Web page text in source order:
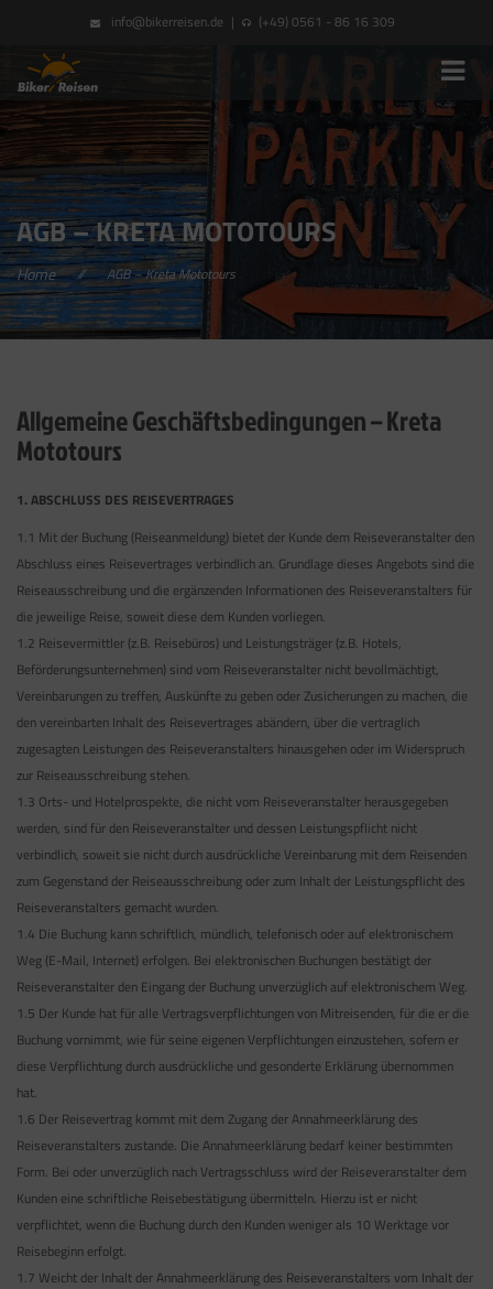
info@bikerreisen.de | (+49) 0561 - 86 16 309
AGB – KRETA MOTOTOURS
Home // AGB – Kreta Mototours
Allgemeine Geschäftsbedingungen – Kreta
Mototours
1. ABSCHLUSS DES REISEVERTRAGES
1.1 Mit der Buchung (Reiseanmeldung) bietet der Kunde dem Reiseveranstalter den
Abschluss eines Reisevertrages verbindlich an. Grundlage dieses Angebots sind die
Reiseausschreibung und die ergänzenden Informationen des Reiseveranstalters für
die jeweilige Reise, soweit diese dem Kunden vorliegen.
1.2 Reisevermittler (z.B. Reisebüros) und Leistungsträger (z.B. Hotels,
Beförderungsunternehmen) sind vom Reiseveranstalter nicht bevollmächtigt,
Vereinbarungen zu treffen, Auskünfte zu geben oder Zusicherungen zu machen, die
den vereinbarten Inhalt des Reisevertrages abändern, über die vertraglich
zugesagten Leistungen des Reiseveranstalters hinausgehen oder im Widerspruch
zur Reiseausschreibung stehen.
1.3 Orts- und Hotelprospekte, die nicht vom Reiseveranstalter herausgegeben
werden, sind für den Reiseveranstalter und dessen Leistungspflicht nicht
verbindlich, soweit sie nicht durch ausdrückliche Vereinbarung mit dem Reisenden
zum Gegenstand der Reiseausschreibung oder zum Inhalt der Leistungspflicht des
Reiseveranstalters gemacht wurden.
1.4 Die Buchung kann schriftlich, mündlich, telefonisch oder auf elektronischem
Weg (E-Mail, Internet) erfolgen. Bei elektronischen Buchungen bestätigt der
Reiseveranstalter den Eingang der Buchung unverzüglich auf elektronischem Weg.
1.5 Der Kunde hat für alle Vertragsverpflichtungen von Mitreisenden, für die er die
Buchung vornimmt, wie für seine eigenen Verpflichtungen einzustehen, sofern er
diese Verpflichtung durch ausdrückliche und gesonderte Erklärung übernommen
hat.
1.6 Der Reisevertrag kommt mit dem Zugang der Annahmeerklärung des
Reiseveranstalters zustande. Die Annahmeerklärung bedarf keiner bestimmten
Form. Bei oder unverzüglich nach Vertragsschluss wird der Reiseveranstalter dem
Kunden eine schriftliche Reisebestätigung übermitteln. Hierzu ist er nicht
verpflichtet, wenn die Buchung durch den Kunden weniger als 10 Werktage vor
Reisebeginn erfolgt.
1.7 Weicht der Inhalt der Annahmeerklärung des Reiseveranstalters vom Inhalt der